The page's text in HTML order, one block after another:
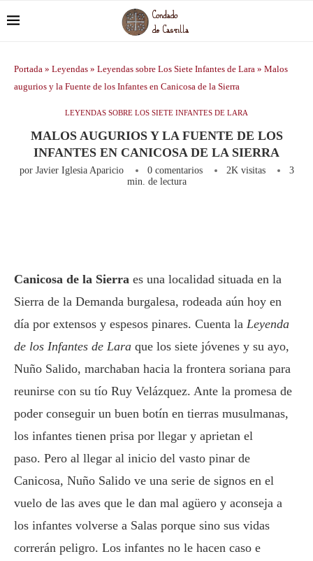
Portada » Leyendas » Leyendas sobre Los Siete Infantes de Lara » Malos
augurios y la Fuente de los Infantes en Canicosa de la Sierra
LEYENDAS SOBRE LOS SIETE INFANTES DE LARA
MALOS AUGURIOS Y LA FUENTE DE LOS
INFANTES EN CANICOSA DE LA SIERRA
por Javier Iglesia Aparicio 0 comentarios 2Kvisitas
3
min. de lectura
Canicosa de la Sierra es una localidad situada en la
Sierra de la Demanda burgalesa, rodeada aún hoy en
día por extensos y espesos pinares. Cuenta la Leyenda
de los Infantes de Lara que los siete jóvenes y su ayo,
Nuño Salido, marchaban hacia la frontera soriana para
reunirse con su tío Ruy Velázquez. Ante la promesa de
poder conseguir un buen botín en tierras musulmanas,
los infantes tienen prisa por llegar y aprietan el
paso. Pero al llegar al inicio del vasto pinar de
Canicosa, Nuño Salido ve una serie de signos en el
vuelo de las aves que le dan mal agüero y aconseja a
los infantes volverse a Salas porque sino sus vidas
correrán peligro. Los infantes no le hacen caso e